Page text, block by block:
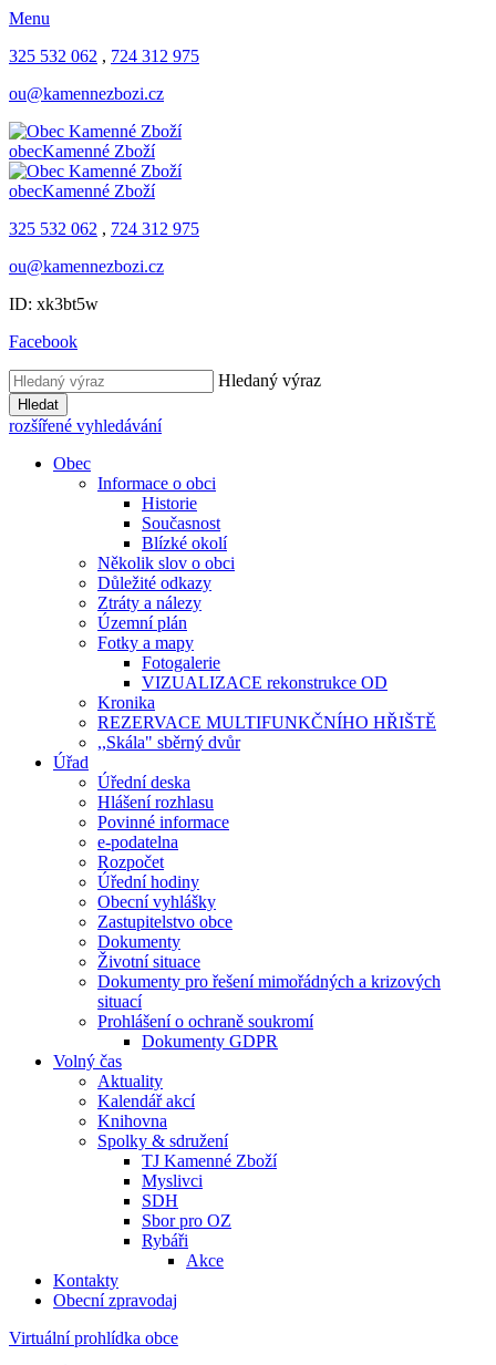
Menu
325 532 062 , 724 312 975
ou@kamennezbozi.cz
obecKamenné Zboží
obecKamenné Zboží
325 532 062 , 724 312 975
ou@kamennezbozi.cz
ID: xk3bt5w
Facebook
Hledaný výraz
Hledat
rozšířené vyhledávání
Obec
Informace o obci
Historie
Současnost
Blízké okolí
Několik slov o obci
Důležité odkazy
Ztráty a nálezy
Územní plán
Fotky a mapy
Fotogalerie
VIZUALIZACE rekonstrukce OD
Kronika
REZERVACE MULTIFUNKČNÍHO HŘIŠTĚ
,,Skála" sběrný dvůr
Úřad
Úřední deska
Hlášení rozhlasu
Povinné informace
e-podatelna
Rozpočet
Úřední hodiny
Obecní vyhlášky
Zastupitelstvo obce
Dokumenty
Životní situace
Dokumenty pro řešení mimořádných a krizových
situací
Prohlášení o ochraně soukromí
Dokumenty GDPR
Volný čas
Aktuality
Kalendář akcí
Knihovna
Spolky & sdružení
TJ Kamenné Zboží
Myslivci
SDH
Sbor pro OZ
Rybáři
Akce
Kontakty
Obecní zpravodaj
Virtuální prohlídka obce